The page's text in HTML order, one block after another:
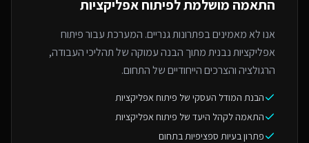
התאמה מושלמת לפיתוח אפליקציות
אנו לא מאמינים בפתרונות גנריים. המערכת עבור פיתוח
אפליקציות נבנית מתוך הבנה עמוקה של תהליכי העבודה,
הרגולציה והצרכים הייחודיים של התחום.
הבנת המודל העסקי של פיתוח אפליקציות
התאמה לקהל היעד של פיתוח אפליקציות
פתרון בעיות ספציפיות בתחום